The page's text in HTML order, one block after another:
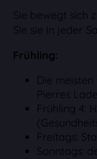
Sie bewegt sich
Sie sie in jeder
Frühling:
Die
Pierres
Frühling 4:
Freitags:
Sonntags: